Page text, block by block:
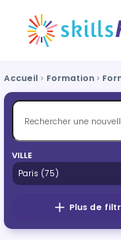
Accueil Formation
VILLE
Plus de